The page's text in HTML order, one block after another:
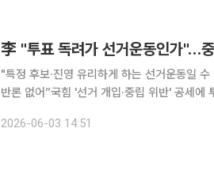
李 "투표 독려가 선거운동인가"…
"특정 후보·진영 유리하게 하는 선거운동일
반론 없어”국힘 '선거 개입·중립 위반' 공세에 투표일 정면 대응 이재명
거운동이자 정치 중립의무 위반으로 규정한 야
2026-06-03 14:51